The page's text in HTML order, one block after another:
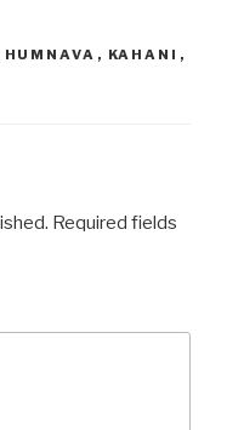
HUMNAVA , KAHANI ,
Required fields